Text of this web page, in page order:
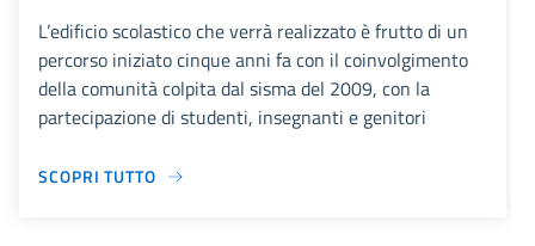
L’edificio scolastico che verrà realizzato è frutto di un
percorso iniziato cinque anni fa con il coinvolgimento
della comunità colpita dal sisma del 2009, con la
partecipazione di studenti, insegnanti e genitori
SCOPRI TUTTO